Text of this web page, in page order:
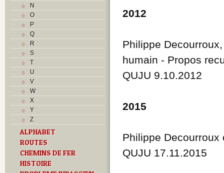
N
O
P
Q
R
S
T
U
V
W
X
Y
Z
ALPHABET
ROUTES
CHEMINS DE FER
HISTOIRE
2012
Philippe
humain - Propos
QUJU 9.10.2012
2015
Philippe
QUJU 17.11.2015